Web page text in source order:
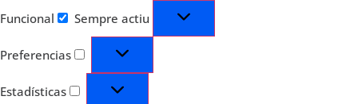
Funcional
Sempre actiu
Preferencias
Estadísticas